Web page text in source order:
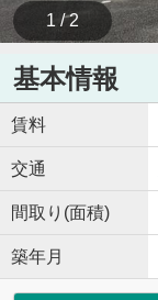
1 / 2
基本情報
賃料
交通
間取り(面積)
築年月